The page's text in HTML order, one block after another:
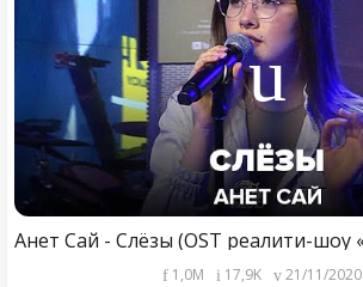
1,0M 17,9K 21/11/2020